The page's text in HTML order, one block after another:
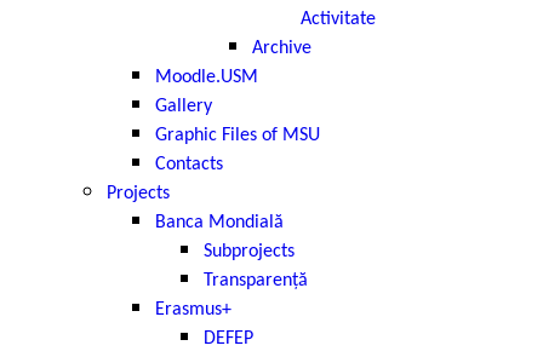
Activitate
Archive
Moodle.USM
Gallery
Graphic Files of MSU
Contacts
Projects
Banca Mondială
Subprojects
Transparență
Erasmus+
DEFEP